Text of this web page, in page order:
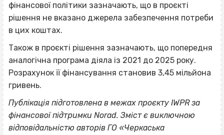
фінансової політики зазначають, що в проєкті
рішення не вказано джерела забезпечення потреби
в цих коштах.
Також в проєкті рішення зазначають, що попередня
аналогічна програма діяла із 2021 до 2025 року.
Розрахунок її фінансування становив 3,45 мільйона
гривень.
Публікація підготовлена в межах проєкту IWPR за
фінансової підтримки Norad. Зміст є виключною
відповідальністю авторів ГО «Черкаська